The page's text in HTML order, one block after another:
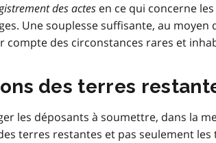
des actes en ce qui concerne
Une souplesse suffisante, au moyen
compte des circonstances rares et
des terres
les déposants à soumettre, dans la
terres restantes et pas seulement